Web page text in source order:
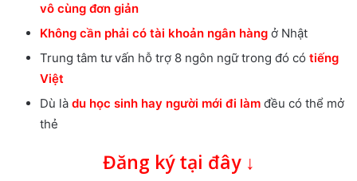
vô cùng đơn giản
Không cần phải có tài khoản ngân hàng ở Nhật
Trung tâm tư vấn hỗ trợ 8 ngôn ngữ trong đó có tiếng
Việt
Dù là du học sinh hay người mới đi làm đều có thể mở
thẻ
Đăng ký tại đây ↓